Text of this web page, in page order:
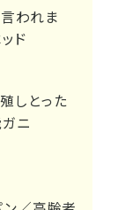
言われま
ド
しとった
ニ